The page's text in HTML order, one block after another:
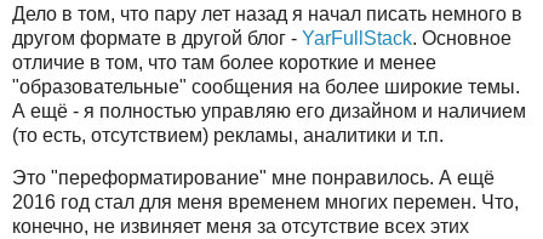
Дело в том, что пару лет назад я начал писать немного в
другом формате в другой блог - YarFullStack. Основное
отличие в том, что там более короткие и менее
"образовательные" сообщения на более широкие темы.
А ещё - я полностью управляю его дизайном и наличием
(то есть, отсутствием) рекламы, аналитики и т.п.
Это "переформатирование" мне понравилось. А ещё
2016 год стал для меня временем многих перемен. Что,
конечно, не извиняет меня за отсутствие всех этих